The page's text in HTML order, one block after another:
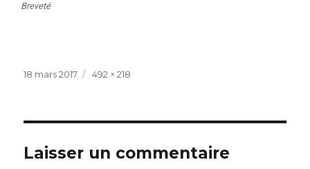
Breveté
Publié
18 mars 2017
Taille
492 × 218
Laisser un commentaire